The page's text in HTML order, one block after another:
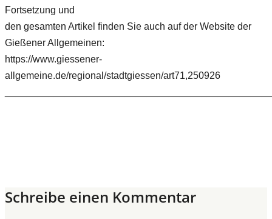
Fortsetzung und
den gesamten Artikel finden Sie auch auf der Website der
Gießener Allgemeinen:
https://www.giessener-
allgemeine.de/regional/stadtgiessen/art71,250926
Schreibe einen Kommentar